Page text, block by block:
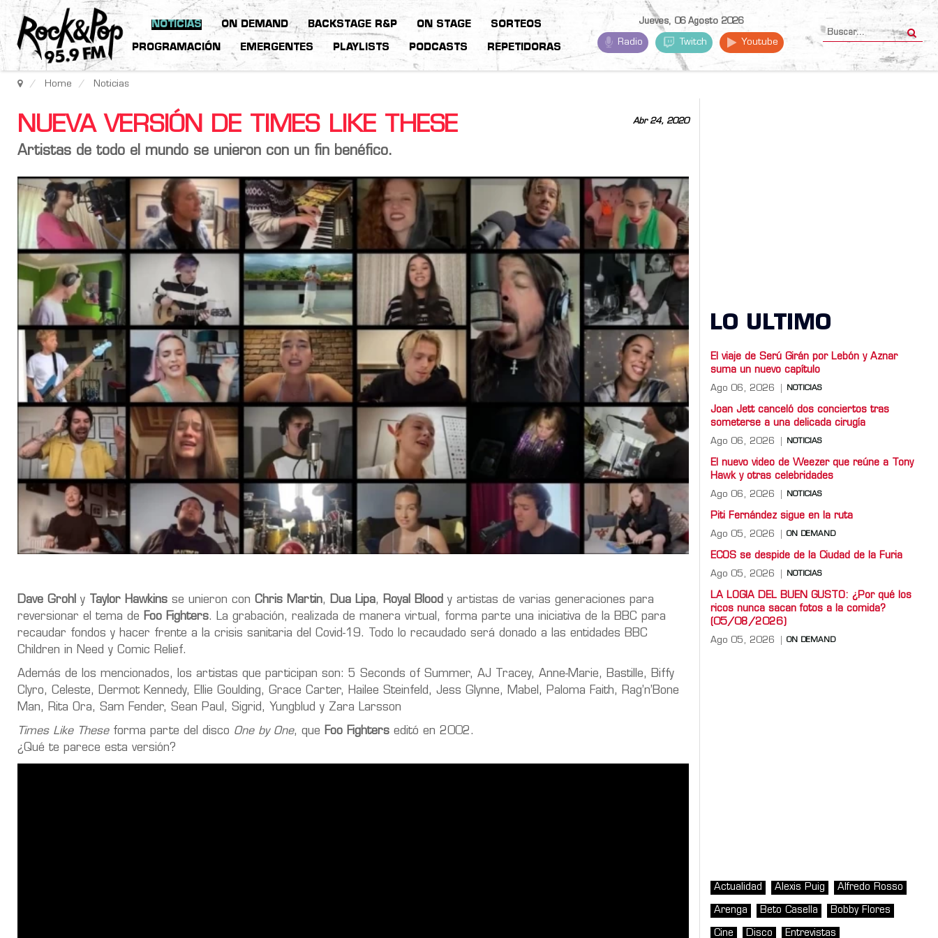
NOTICIAS ON DEMAND BACKSTAGE R&P ON STAGE SORTEOS
PROGRAMACIÓN EMERGENTES PLAYLISTS PODCASTS REPETIDORAS
Jueves, 06 Agosto 2026
Radio Twitch Youtube
Home Noticias
Abr 24, 2020
NUEVA VERSIÓN DE TIMES LIKE THESE
Artistas de todo el mundo se unieron con un fin benéfico.
Dave Grohl y Taylor Hawkins se unieron con Chris Martin, Dua Lipa, Royal Blood y artistas de varias generaciones para
reversionar el tema de Foo Fighters. La grabación, realizada de manera virtual, forma parte una iniciativa de la BBC para
recaudar fondos y hacer frente a la crisis sanitaria del Covid-19. Todo lo recaudado será donado a las entidades BBC
Children in Need y Comic Relief.
Además de los mencionados, los artistas que participan son: 5 Seconds of Summer, AJ Tracey, Anne-Marie, Bastille, Biffy
Clyro, Celeste, Dermot Kennedy, Ellie Goulding, Grace Carter, Hailee Steinfeld, Jess Glynne, Mabel, Paloma Faith, Rag’n’Bone
Man, Rita Ora, Sam Fender, Sean Paul, Sigrid, Yungblud y Zara Larsson
Times Like Theseforma parte del disco One by One, que Foo Fighters editó en 2002.
¿Qué te parece esta versión?
LO ULTIMO
El viaje de Serú Girán por Lebón y Aznar
suma un nuevo capítulo
Ago 06, 2026 NOTICIAS
Joan Jett canceló dos conciertos tras
someterse a una delicada cirugía
Ago 06, 2026 NOTICIAS
El nuevo video de Weezer que reúne a Tony
Hawk y otras celebridades
Ago 06, 2026 NOTICIAS
Piti Fernández sigue en la ruta
Ago 05, 2026 ON DEMAND
ECOS se despide de la Ciudad de la Furia
Ago 05, 2026 NOTICIAS
LA LOGIA DEL BUEN GUSTO: ¿Por qué los
ricos nunca sacan fotos a la comida?
(05/08/2026)
Ago 05, 2026 ON DEMAND
Actualidad Alexis Puig Alfredo Rosso
Arenga Beto Casella Bobby Flores
Cine Disco Entrevistas